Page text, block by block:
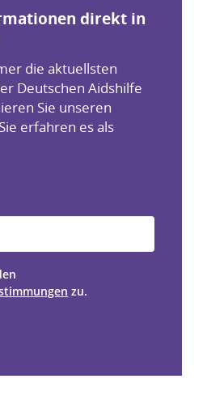
direkt in
die aktuellsten
Deutschen Aidshilfe
Sie unseren
erfahren es als
zu.